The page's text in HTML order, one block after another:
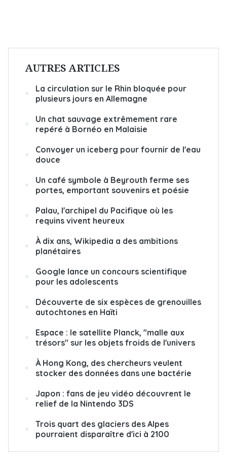
AUTRES ARTICLES
La circulation sur le Rhin bloquée pour
plusieurs jours en Allemagne
Un chat sauvage extrêmement rare
repéré à Bornéo en Malaisie
Convoyer un iceberg pour fournir de l'eau
douce
Un café symbole à Beyrouth ferme ses
portes, emportant souvenirs et poésie
Palau, l'archipel du Pacifique où les
requins vivent heureux
À dix ans, Wikipedia a des ambitions
planétaires
Google lance un concours scientifique
pour les adolescents
Découverte de six espèces de grenouilles
autochtones en Haïti
Espace : le satellite Planck, "malle aux
trésors" sur les objets froids de l'univers
À Hong Kong, des chercheurs veulent
stocker des données dans une bactérie
Japon : fans de jeu vidéo découvrent le
relief de la Nintendo 3DS
Trois quart des glaciers des Alpes
pourraient disparaître d'ici à 2100